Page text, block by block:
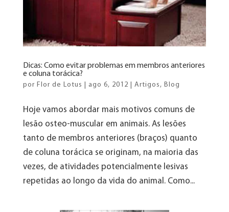
Dicas: Como evitar problemas em membros anteriores
e coluna torácica?
por Flor de Lotus ago 6, 2012 Artigos, Blog
Hoje vamos abordar mais motivos comuns de
lesão osteo-muscular em animais. As lesões
tanto de membros anteriores (braços) quanto
de coluna torácica se originam, na maioria das
vezes, de atividades potencialmente lesivas
repetidas ao longo da vida do animal. Como...